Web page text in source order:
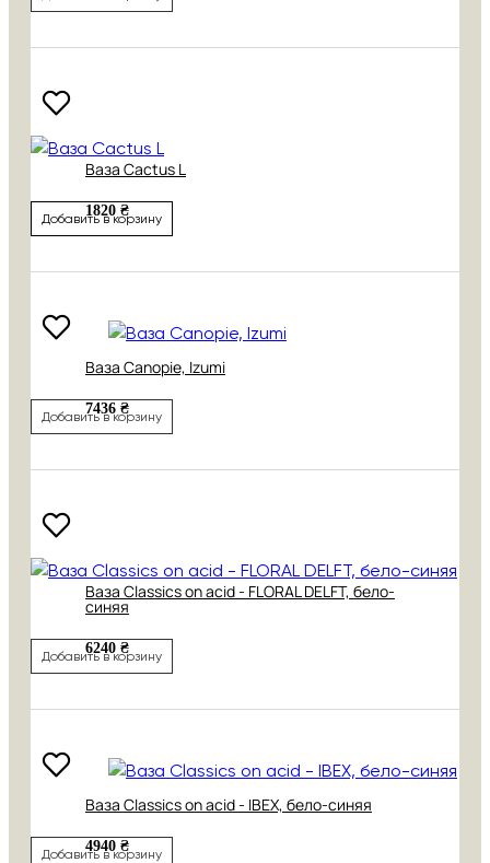
Ваза Cactus L
1820 ₴
Добавить в корзину
Ваза Canopie, Izumi
7436 ₴
Добавить в корзину
Ваза Classics on acid - FLORAL DELFT, бело-
синяя
6240 ₴
Добавить в корзину
Ваза Classics on acid - IBEX, бело-синяя
4940 ₴
Добавить в корзину